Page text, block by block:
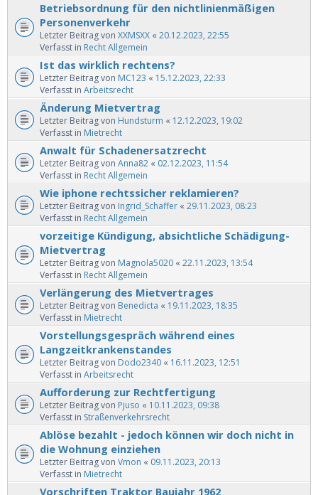
Betriebsordnung für den nichtlinienmäßigen
Personenverkehr
Letzter Beitrag von XXMSXX « 20.12.2023, 22:55
Verfasst in Recht Allgemein
Ist das wirklich rechtens?
Letzter Beitrag von MC123 « 15.12.2023, 22:33
Verfasst in Arbeitsrecht
Änderung Mietvertrag
Letzter Beitrag von Hundsturm « 12.12.2023, 19:02
Verfasst in Mietrecht
Anwalt für Schadenersatzrecht
Letzter Beitrag von Anna82 « 02.12.2023, 11:54
Verfasst in Recht Allgemein
Wie iphone rechtssicher reklamieren?
Letzter Beitrag von Ingrid_Schaffer « 29.11.2023, 08:23
Verfasst in Recht Allgemein
vorzeitige Kündigung, absichtliche Schädigung-
Mietvertrag
Letzter Beitrag von Magnola5020 « 22.11.2023, 13:54
Verfasst in Recht Allgemein
Verlängerung des Mietvertrages
Letzter Beitrag von Benedicta « 19.11.2023, 18:35
Verfasst in Mietrecht
Vorstellungsgespräch während eines
Langzeitkrankenstandes
Letzter Beitrag von Dodo2340 « 16.11.2023, 12:51
Verfasst in Arbeitsrecht
Aufforderung zur Rechtfertigung
Letzter Beitrag von Pjuso « 10.11.2023, 09:38
Verfasst in Straßenverkehrsrecht
Ablöse bezahlt - jedoch können wir doch nicht in
die Wohnung einziehen
Letzter Beitrag von Vmon « 09.11.2023, 20:13
Verfasst in Mietrecht
Vorschriften Traktor Baujahr 1962